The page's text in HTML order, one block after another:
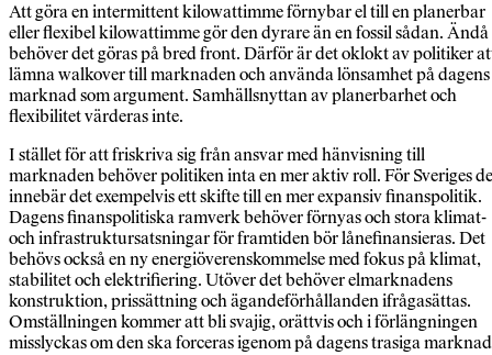
Att göra en intermittent kilowattimme förnybar el till en planerbar
eller flexibel kilowattimme gör den dyrare än en fossil sådan. Ändå
behöver det göras på bred front. Därför är det oklokt av politiker
lämna walkover till marknaden och använda lönsamhet på dagens
marknad som argument. Samhällsnyttan av planerbarhet och
flexibilitet värderas inte.
I stället för att friskriva sig från ansvar med hänvisning till
marknaden behöver politiken inta en mer aktiv roll. För Sveriges
innebär det exempelvis ett skifte till en mer expansiv finanspolitik.
Dagens finanspolitiska ramverk behöver förnyas och stora klimat-
och infrastruktursatsningar för framtiden bör lånefinansieras. Det
behövs också en ny energiöverenskommelse med fokus på klimat,
stabilitet och elektrifiering. Utöver det behöver elmarknadens
konstruktion, prissättning och ägandeförhållanden ifrågasättas.
Omställningen kommer att bli svajig, orättvis och i förlängningen
misslyckas om den ska forceras igenom på dagens trasiga